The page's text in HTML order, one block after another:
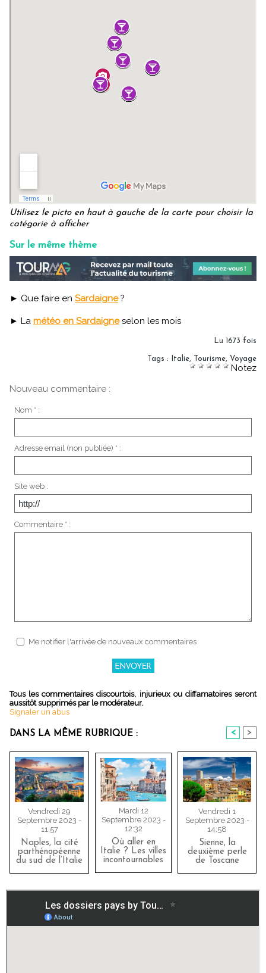
Utilisez le picto en haut à gauche de la carte pour choisir la
catégorie à afficher
Sur le même thème
► Que faire en Sardaigne?
► La météo en Sardaigneselon les mois
Lu 1673 fois
Tags : Italie, Tourisme, Voyage
Notez
Nouveau commentaire :
Nom * :
Adresse email (non publiée) * :
Site web :
Commentaire * :
Me notifier l'arrivée de nouveaux commentaires
Tous les commentaires discourtois, injurieux ou diffamatoires seront
aussitôt supprimés par le modérateur.
Signaler un abus
DANS LA MÊME RUBRIQUE : < >
Vendredi 29
Septembre 2023 -
11:57
Naples, la cité
parthénopéenne
du sud de l’Italie
Mardi 12
Septembre 2023 -
12:32
Où aller en
Italie ? Les villes
incontournables
Vendredi 1
Septembre 2023 -
14:58
Sienne, la
deuxième perle
de Toscane